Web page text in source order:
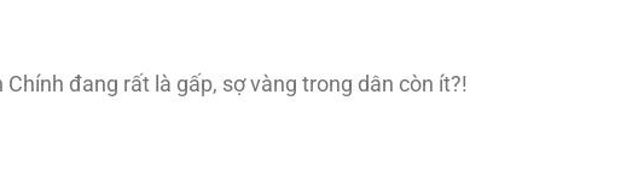
đang rất là gấp, sợ vàng trong dân còn ít?!